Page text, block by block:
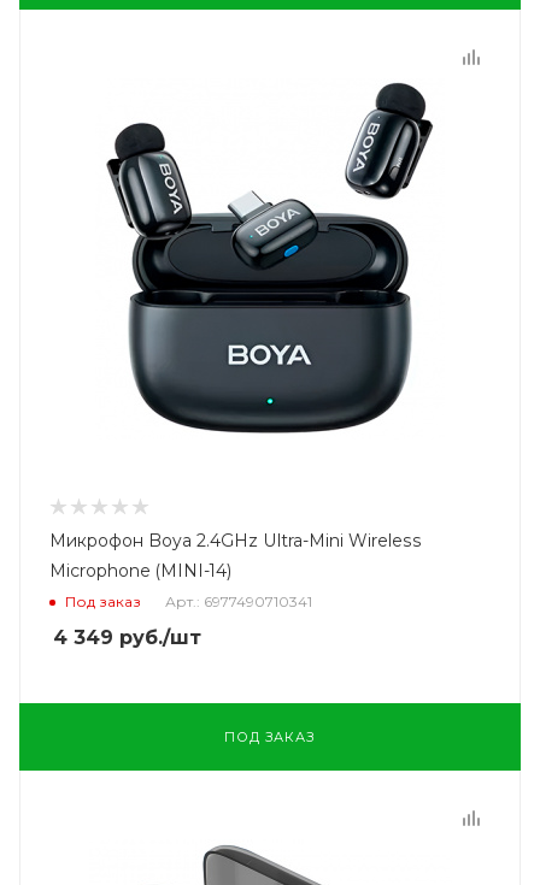
Микрофон Boya 2.4GHz Ultra-Mini Wireless
Microphone (MINI-14)
Под заказ Арт.: 6977490710341
4 349 руб./шт
ПОД ЗАКАЗ